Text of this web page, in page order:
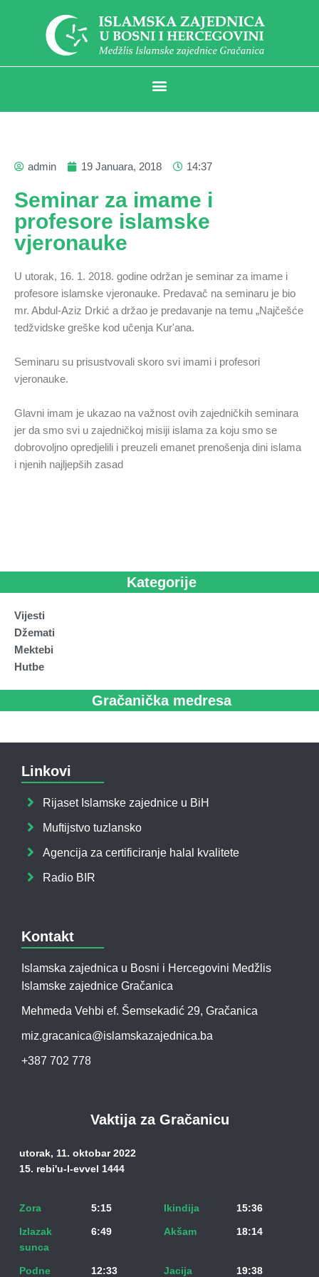
admin 19 Januara, 2018 14:37
Seminar za imame i
profesore islamske
vjeronauke
U utorak, 16. 1. 2018. godine održan je seminar za imame i
profesore islamske vjeronauke. Predavač na seminaru je bio
mr. Abdul-Aziz Drkić a držao je predavanje na temu „Najčešće
tedžvidske greške kod učenja Kur'ana.
Seminaru su prisustvovali skoro svi imami i profesori
vjeronauke.
Glavni imam je ukazao na važnost ovih zajedničkih seminara
jer da smo svi u zajedničkoj misiji islama za koju smo se
dobrovoljno opredjelili i preuzeli emanet prenošenja dini islama
i njenih najljepših zasad
Kategorije
Vijesti
Džemati
Mektebi
Hutbe
Gračanička medresa
Linkovi
Rijaset Islamske zajednice u BiH
Muftijstvo tuzlansko
Agencija za certificiranje halal kvalitete
Radio BIR
Kontakt
Islamska zajednica u Bosni i Hercegovini Medžlis
Islamske zajednice Gračanica
Mehmeda Vehbi ef. Šemsekadić 29, Gračanica
miz.gracanica@islamskazajednica.ba
+387 702 778
Vaktija za Gračanicu
utorak, 11. oktobar 2022
15. rebi'u-l-evvel 1444
Zora 5:15 Ikindija 15:36
Izlazak
sunca
6:49 Akšam 18:14
Podne 12:33 Jacija 19:38